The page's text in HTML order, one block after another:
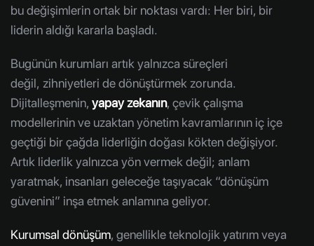
bu değişimlerin ortak bir noktası vardı: Her biri, bir
liderin aldığı kararla başladı.
Bugünün kurumları artık yalnızca süreçleri
değil, zihniyetleri de dönüştürmek zorunda.
Dijitalleşmenin, yapay zekanın, çevik çalışma
modellerinin ve uzaktan yönetim kavramlarının iç içe
geçtiği bir çağda liderliğin doğası kökten değişiyor.
Artık liderlik yalnızca yön vermek değil; anlam
yaratmak, insanları geleceğe taşıyacak “dönüşüm
güvenini” inşa etmek anlamına geliyor.
Kurumsal dönüşüm, genellikle teknolojik yatırım veya